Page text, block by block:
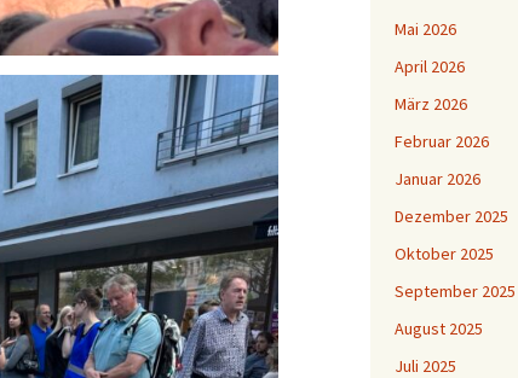
Mai 2026
April 2026
März 2026
Februar 2026
Januar 2026
Dezember 2025
Oktober 2025
September 2025
August 2025
Juli 2025